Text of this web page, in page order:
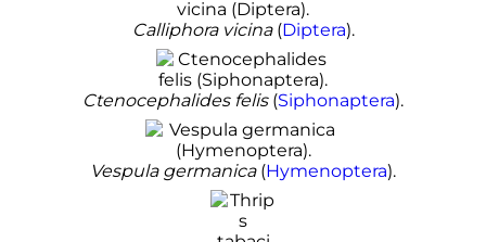
Calliphora vicina(Diptera).
Ctenocephalides felis(Siphonaptera).
Vespula germanica(Hymenoptera).